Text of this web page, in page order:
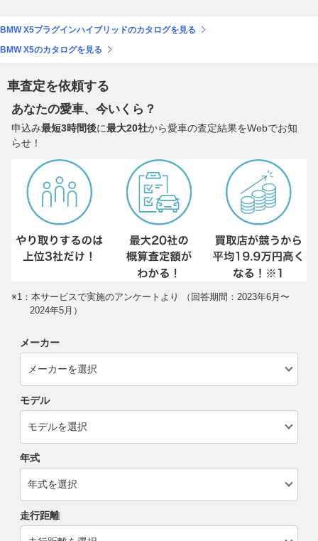
BMW X5プラグインハイブリッドのカタログを見る
BMW X5のカタログを見る
車査定を依頼する
あなたの愛車、今いくら？
申込み最短3時間後に最大20社から愛車の査定結果をWebでお知
らせ！
※1：本サービスで実施のアンケートより （回答期間：2023年6月〜
2024年5月）
メーカー
モデル
年式
走行距離